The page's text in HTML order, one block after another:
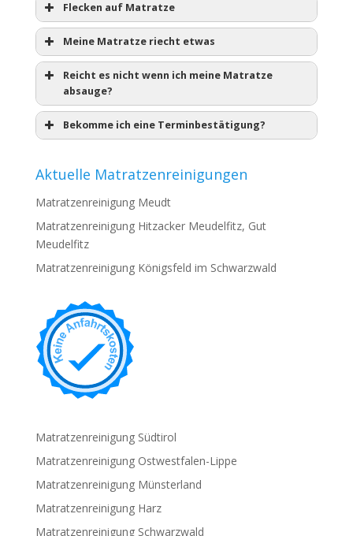
Flecken auf Matratze
Meine Matratze riecht etwas
Reicht es nicht wenn ich meine Matratze
absauge?
Bekomme ich eine Terminbestätigung?
Aktuelle Matratzenreinigungen
Matratzenreinigung Meudt
Matratzenreinigung Hitzacker Meudelfitz, Gut
Meudelfitz
Matratzenreinigung Königsfeld im Schwarzwald
Matratzenreinigung Südtirol
Matratzenreinigung Ostwestfalen-Lippe
Matratzenreinigung Münsterland
Matratzenreinigung Harz
Matratzenreinigung Schwarzwald